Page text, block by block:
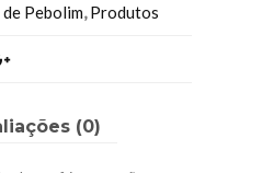
Pebolim,Produtos
(0)